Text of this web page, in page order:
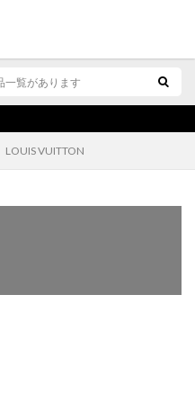
LOUIS VUITTON